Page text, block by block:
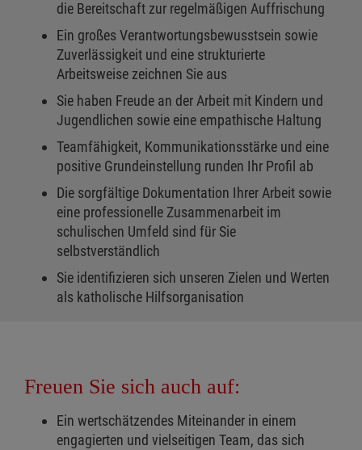
die Bereitschaft zur regelmäßigen Auffrischung
Ein großes Verantwortungsbewusstsein sowie
Zuverlässigkeit und eine strukturierte
Arbeitsweise zeichnen Sie aus
Sie haben Freude an der Arbeit mit Kindern und
Jugendlichen sowie eine empathische Haltung
Teamfähigkeit, Kommunikationsstärke und eine
positive Grundeinstellung runden Ihr Profil ab
Die sorgfältige Dokumentation Ihrer Arbeit sowie
eine professionelle Zusammenarbeit im
schulischen Umfeld sind für Sie
selbstverständlich
Sie identifizieren sich unseren Zielen und Werten
als katholische Hilfsorganisation
Freuen Sie sich auch auf:
Ein wertschätzendes Miteinander in einem
engagierten und vielseitigen Team, das sich